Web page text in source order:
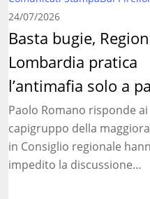
bugie,
Regione
Lombardia
pratica
l’antimafia
solo
a
parole
24/07/2026
Basta bugie,
Lombardia pratica
l’antimafia solo a
Paolo Romano risponde ai
capigruppo della
in Consiglio regionale
impedito la discussione…